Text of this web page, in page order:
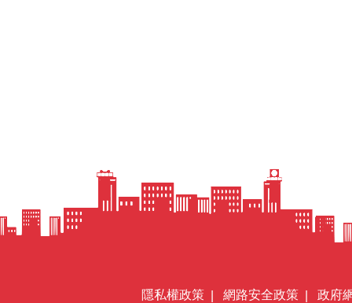
隱私權政策 網路安全政策 政府